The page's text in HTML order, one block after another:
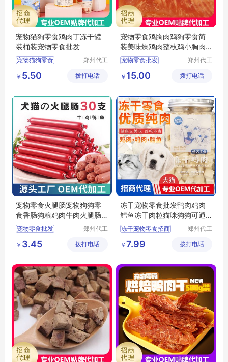
宠物猫狗零食鸡肉丁冻干罐
装桶装宠物零食批发
宠物猫狗零食
宠物冻干零食
宠物零食批发价格
郑州代工
技有限公
￥ 5.50 拨打电话
宠物零食鸡胸肉鸡狗零食简
装美味燥鸡肉整枝鸡小胸肉4
00克3袋
宠物零食批发
狗狗零食鸡胸肉批发
郑州代工
技有限公
￥ 15.00 拨打电话
宠物零食火腿肠宠物狗狗零
食香肠狗粮鸡肉牛肉火腿肠3
0支批发
宠物零食批发
宠物零食火腿肠批发
宠物零食香肠批发
郑州代工
技有限公
￥ 3.45 拨打电话
冻干宠物零食批发鸭肉鸡肉
鳕鱼冻干肉粒猫咪狗狗可通
用批发
冻干宠物零食招商
猫咪零食代理
宠物零食批发
郑州代工
技有限公
￥ 7.99 拨打电话